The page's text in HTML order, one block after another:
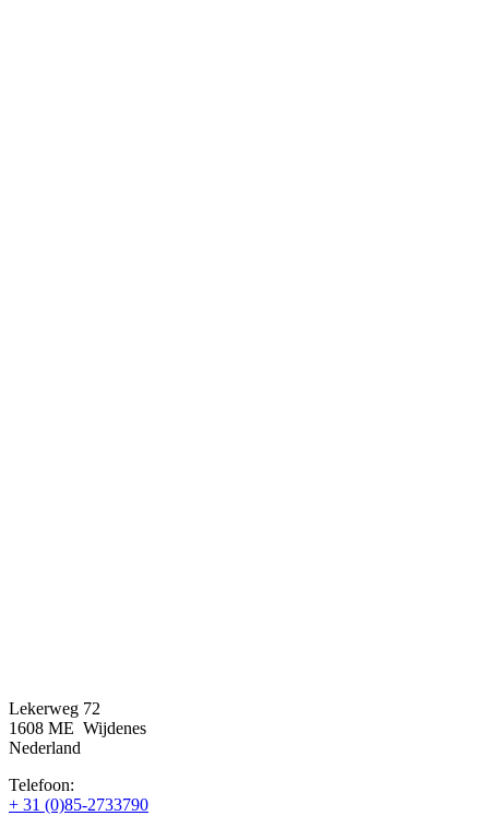
Lekerweg 72
1608 ME Wijdenes
Nederland
Telefoon:
+ 31 (0)85-2733790